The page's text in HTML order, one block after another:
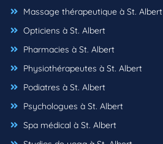
Massage thérapeutique à St. Albert
Opticiens à St. Albert
Pharmacies à St. Albert
Physiothérapeutes à St. Albert
Podiatres à St. Albert
Psychologues à St. Albert
Spa médical à St. Albert